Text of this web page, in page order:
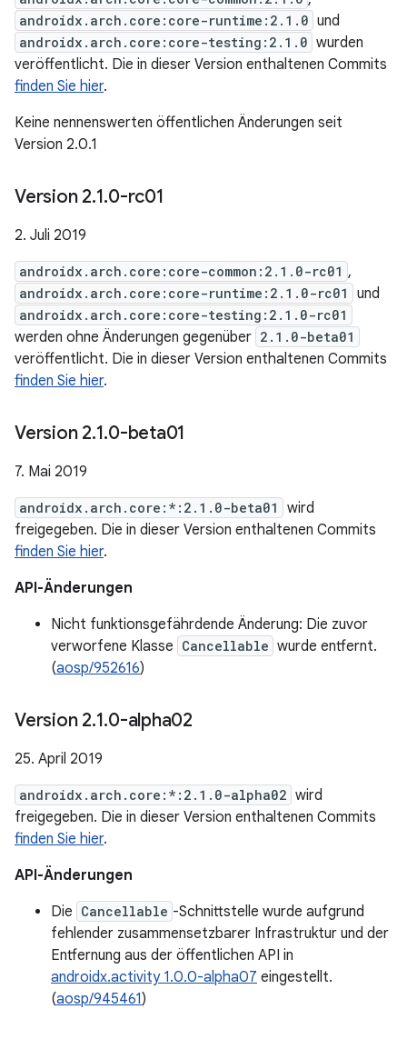
androidx.arch.core:core-runtime:2.1.0 und
androidx.arch.core:core-testing:2.1.0 wurden
veröffentlicht. Die in dieser Version enthaltenen Commits
finden Sie hier.
Keine nennenswerten öffentlichen Änderungen seit
Version 2.0.1
Version 2.1.0-rc01
2. Juli 2019
androidx.arch.core:core-common:2.1.0-rc01 ,
androidx.arch.core:core-runtime:2.1.0-rc01 und
androidx.arch.core:core-testing:2.1.0-rc01
werden ohne Änderungen gegenüber 2.1.0-beta01
veröffentlicht. Die in dieser Version enthaltenen Commits
finden Sie hier.
Version 2.1.0-beta01
7. Mai 2019
androidx.arch.core:*:2.1.0-beta01
wird
freigegeben. Die in dieser Version enthaltenen Commits
finden Sie hier.
API-Änderungen
Nicht funktionsgefährdende Änderung: Die zuvor
verworfene Klasse Cancellable wurde entfernt.
(aosp/952616)
Version 2.1.0-alpha02
25. April 2019
androidx.arch.core:*:2.1.0-alpha02 wird
freigegeben. Die in dieser Version enthaltenen Commits
finden Sie hier.
API-Änderungen
Die Cancellable -Schnittstelle wurde aufgrund
fehlender zusammensetzbarer Infrastruktur und der
Entfernung aus der öffentlichen API in
androidx.activity 1.0.0-alpha07 eingestellt.
(aosp/945461)